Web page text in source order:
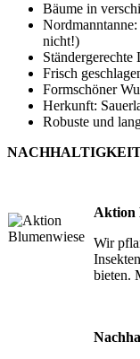
Bäume in
nicht!)
Frisch
Formschöner
Herkunft:
Robuste und
Aktion
Wir
bieten.